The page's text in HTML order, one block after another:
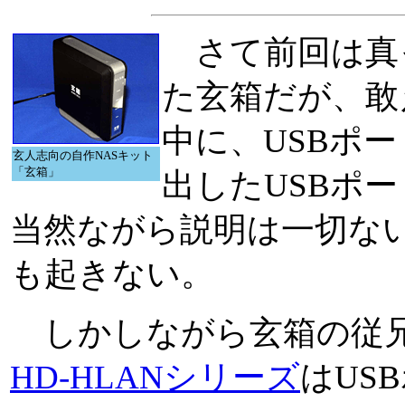
玄人志向の自作NASキット
「玄箱」
さて前回は真
た玄箱だが、
中に、USBポ
出したUSBポ
当然ながら説明は一切な
も起きない。
しかしながら玄箱の従
HD-HLANシリーズは